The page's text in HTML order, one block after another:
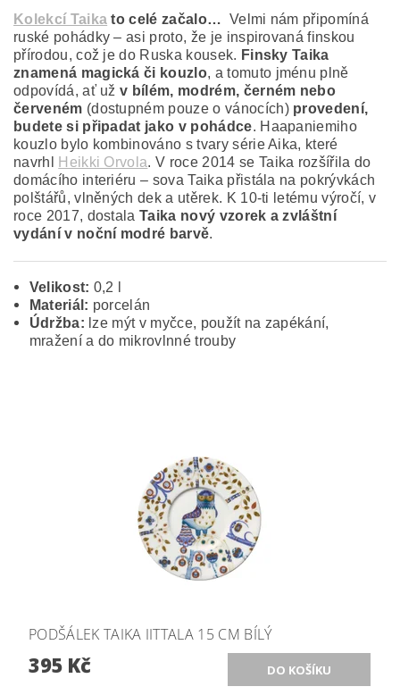
Kolekcí Taika to celé začalo… Velmi nám připomíná
ruské pohádky – asi proto, že je inspirovaná finskou
přírodou, což je do Ruska kousek. Finsky Taika
znamená magická či kouzlo, a tomuto jménu plně
odpovídá, ať už v bílém, modrém, černém nebo
červeném (dostupném pouze o vánocích) provedení,
budete si připadat jako v pohádce. Haapaniemiho
kouzlo bylo kombinováno s tvary série Aika, které
navrhl
Heikki Orvola. V roce 2014 se Taika rozšířila do
domácího interiéru – sova Taika přistála na pokrývkách
polštářů, vlněných dek a utěrek. K 10-ti letému výročí, v
roce 2017, dostalaTaika nový vzorek a zvláštní
vydání v noční modré barvě.
Velikost: 0,2 l
Materiál: porcelán
Údržba: lze mýt v myčce, použít na zapékání,
mražení a do mikrovlnné trouby
PODŠÁLEK TAIKA IITTALA 15 CM BÍLÝ
395 Kč